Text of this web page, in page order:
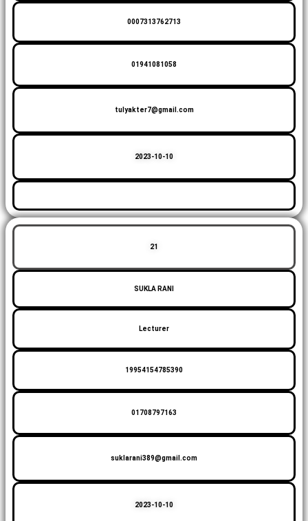
0007313762713
01941081058
tulyakter7@gmail.com
2023-10-10
21
SUKLA RANI
Lecturer
19954154785390
01708797163
suklarani389@gmail.com
2023-10-10